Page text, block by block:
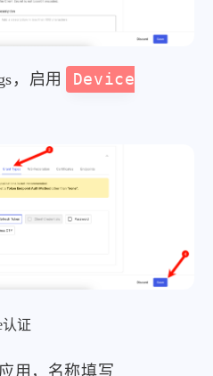
，启用
Device
认证
用，名称填写